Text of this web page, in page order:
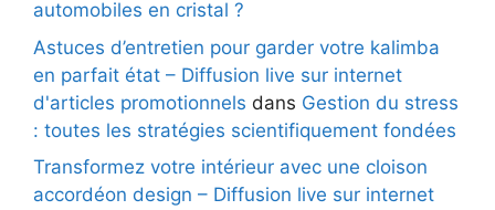
automobiles en cristal ?
Astuces d’entretien pour garder votre kalimba
en parfait état – Diffusion live sur internet
d'articles promotionnels dans Gestion du stress
: toutes les stratégies scientifiquement fondées
Transformez votre intérieur avec une cloison
accordéon design – Diffusion live sur internet